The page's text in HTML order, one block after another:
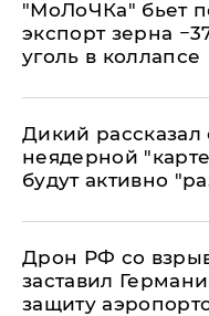
​"МоЛоЧКа" бьет
экспорт зерна
уголь в коллапсе
Дикий
неядерной
будут активно
​Дрон РФ со
заставил
защиту